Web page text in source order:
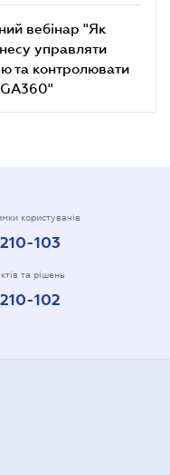
вебінар "Як
управляти
та контролювати
користувачів
103
та рішень
102